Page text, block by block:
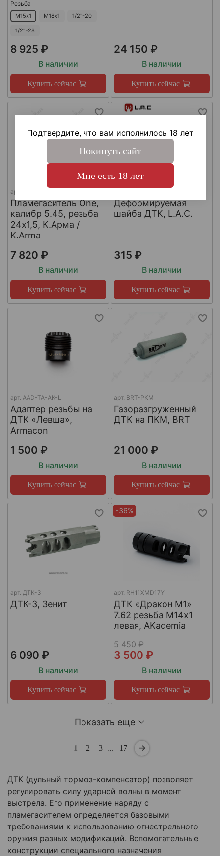
Резьба
М15х1 М18х1 1/2"-20
1/2"-28
8 925 ₽
В наличии
Купить сейчас
24 150 ₽
В наличии
Купить сейчас
арт.
Пламегаситель One,
калибр 5.45, резьба
24х1,5, К.Арма /
K.Arma
7 820 ₽
В наличии
Купить сейчас
Деформируемая
шайба ДТК, L.A.C.
315 ₽
В наличии
Купить сейчас
арт. AAD-TA-AK-L
Адаптер резьбы на
ДТК «Левша»,
Armacon
1 500 ₽
В наличии
Купить сейчас
арт. BRT-PKM
Газоразгруженный
ДТК на ПКМ, BRT
21 000 ₽
В наличии
Купить сейчас
арт. ДТК-3
ДТК-3, Зенит
6 090 ₽
В наличии
Купить сейчас
-36%
арт. RH11XMD17Y
ДТК «Дракон М1»
7.62 резьба М14х1
левая, AKademia
5 450 ₽
3 500 ₽
В наличии
Купить сейчас
Показать еще
1 2 3 … 17
ДТК (дульный тормоз-компенсатор) позволяет
регулировать силу ударной волны в момент
выстрела. Его применение наряду с
пламегасителем определяется базовыми
требованиями к использованию огнестрельного
оружия разных модификаций. Вспомогательные
конструкции специального назначения
Подтвердите, что вам исполнилось 18 лет
Покинуть сайт
Мне есть 18 лет